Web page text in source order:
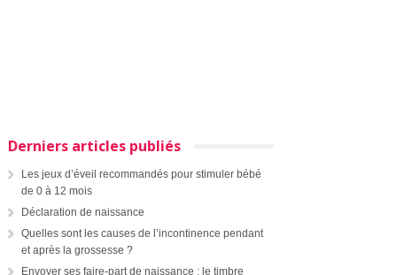
Derniers articles publiés
Les jeux d’éveil recommandés pour stimuler bébé
de 0 à 12 mois
Déclaration de naissance
Quelles sont les causes de l’incontinence pendant
et après la grossesse ?
Envoyer ses faire-part de naissance : le timbre